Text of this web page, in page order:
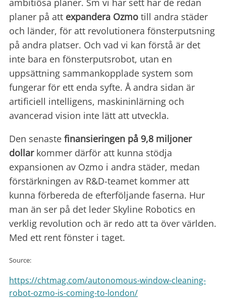
planer på att expandera Ozmo till andra städer
och länder, för att revolutionera fönsterputsning
på andra platser. Och vad vi kan förstå är det
inte bara en fönsterputsrobot, utan en
uppsättning sammankopplade system som
fungerar för ett enda syfte. Å andra sidan är
artificiell intelligens, maskininlärning och
avancerad vision inte lätt att utveckla.
Den senaste finansieringen på 9,8 miljoner
dollarkommer därför att kunna stödja
expansionen av Ozmo i andra städer, medan
förstärkningen av R&D-teamet kommer att
kunna förbereda de efterföljande faserna. Hur
man än ser på det leder Skyline Robotics en
verklig revolution och är redo att ta över världen.
Med ett rent fönster i taget.
Source:
https://chtmag.com/autonomous-window-cleaning-
robot-ozmo-is-coming-to-london/